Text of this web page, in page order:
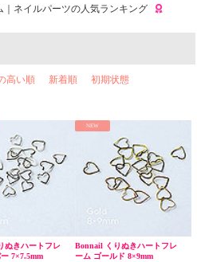
ネイルパーツの人気ランキング
高い順 新着順 初期状態
ぬきハートフレ
7×7.5mm
NEW
Bonnail くりぬきハートフレ
ーム ゴールド 8×9mm